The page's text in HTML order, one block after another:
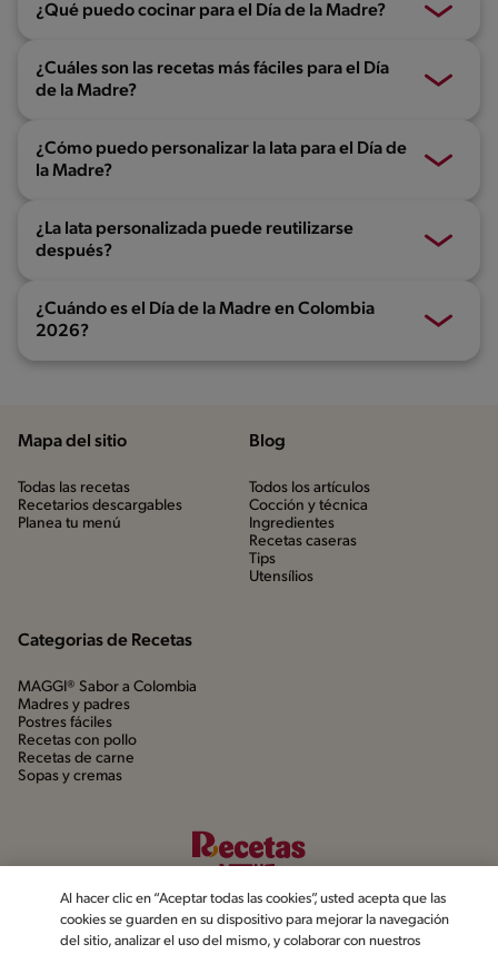
¿Qué puedo cocinar para el Día de la Madre?
¿Cuáles son las recetas más fáciles para el Día
de la Madre?
¿Cómo puedo personalizar la lata para el Día de
la Madre?
¿La lata personalizada puede reutilizarse
después?
¿Cuándo es el Día de la Madre en Colombia
2026?
Mapa del sitio
Todas las recetas
Recetarios descargables
Planea tu menú
Blog
Todos los artículos
Cocción y técnica
Ingredientes
Recetas caseras
Tips
Utensílios
Categorias de Recetas
MAGGI® Sabor a Colombia
Madres y padres
Postres fáciles
Recetas con pollo
Recetas de carne
Sopas y cremas
Al hacer clic en “Aceptar todas las cookies”, usted acepta que las
cookies se guarden en su dispositivo para mejorar la navegación
del sitio, analizar el uso del mismo, y colaborar con nuestros